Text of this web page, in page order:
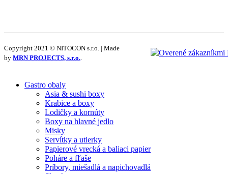
Copyright 2021 © NITOCON s.r.o. | Made
by MRN PROJECTS, s.r.o..
Gastro obaly
Asia & sushi boxy
Krabice a boxy
Lodičky a kornúty
Boxy na hlavné jedlo
Misky
Servítky a utierky
Papierové vrecká a baliaci papier
Poháre a fľaše
Príbory, miešadlá a napichovadlá